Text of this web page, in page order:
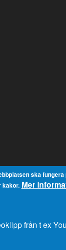
ska
kakor. Mer
från t ex